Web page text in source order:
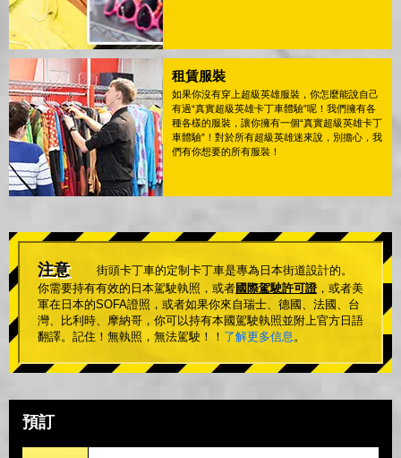
租賃服裝
如果你沒有穿上超級英雄服裝，你怎麼能說自己
有過“真實超級英雄卡丁車體驗”呢！我們擁有各
種各樣的服裝，讓你擁有一個“真實超級英雄卡丁
車體驗”！對於所有超級英雄迷來說，別擔心，我
們有你想要的所有服裝！
注意
街頭卡丁車的定制卡丁車是專為日本街道設計的。
你需要持有有效的日本駕駛執照，或者國際駕駛許可證 ，或者美
軍在日本的SOFA證照，或者如果你來自瑞士、德國、法國、台
灣、比利時、摩納哥，你可以持有本國駕駛執照並附上官方日語
翻譯。記住！無執照，無法駕駛！！ 了解更多信息。
預訂